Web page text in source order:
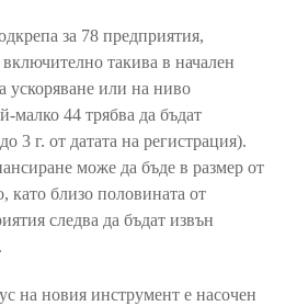
за 78 предприятия,
такива в начален
ускоряване или на ниво
малко 44 трябва да бъдат
3 г. от датата на регистрация).
може да бъде в размер от
като близо половината от
следва да бъдат извън
на новия инструмент е насочен